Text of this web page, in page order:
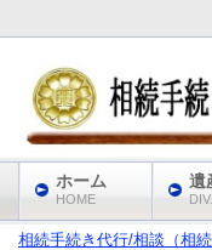
相続手続き代行/相談（相
ホーム
HOME
遺